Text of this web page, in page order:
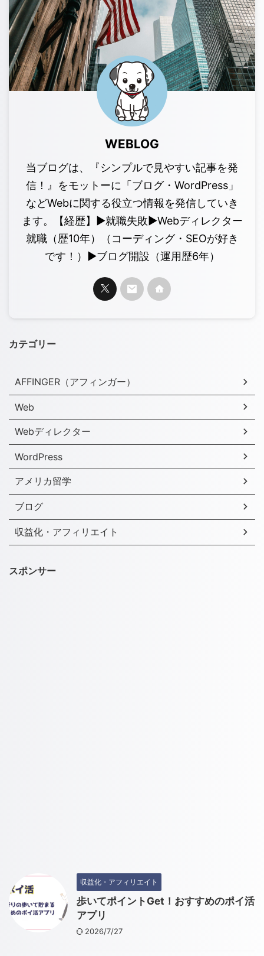
WEBLOG
当ブログは、『シンプルで見やすい記事を発
信！』をモットーに「ブログ・WordPress」
などWebに関する役立つ情報を発信していき
ます。【経歴】▶︎就職失敗▶︎Webディレクター
就職（歴10年）（コーディング・SEOが好き
です！）▶︎ブログ開設（運用歴6年）
カテゴリー
AFFINGER（アフィンガー）
Web
Webディレクター
WordPress
アメリカ留学
ブログ
収益化・アフィリエイト
スポンサー
収益化・アフィリエイト
歩いてポイントGet！おすすめのポイ活
アプリ
2026/7/27